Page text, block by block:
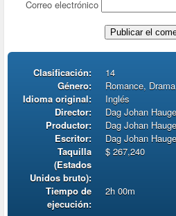
Correo electrónico
Clasificación:
14
Género:
Romance, Drama
Idioma original:
Inglés
Director:
Dag Johan
Productor:
Dag Johan
Escritor:
Dag Johan
Taquilla
(Estados
Unidos bruto):
$ 267,240
Tiempo de
ejecución:
2h 00m